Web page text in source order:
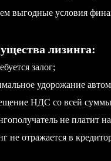
выгодные условия
лизинга:
залог;
удорожание
НДС со всей
не платит
не отражается в